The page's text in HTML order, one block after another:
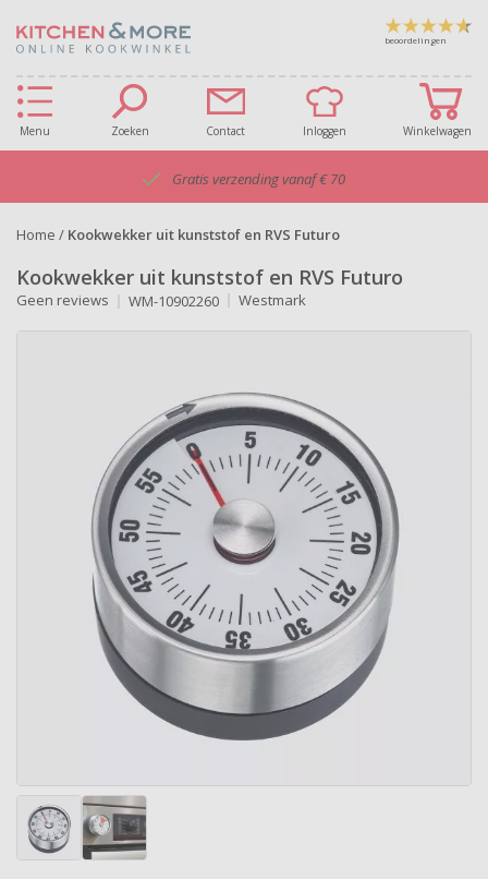
beoordelingen
Menu Zoeken Contact Inloggen Winkelwagen
Gratis verzending vanaf € 70
Home / Kookwekker uit kunststof en RVS Futuro
Kookwekker uit kunststof en RVS Futuro
Geen reviews WM-10902260 Westmark